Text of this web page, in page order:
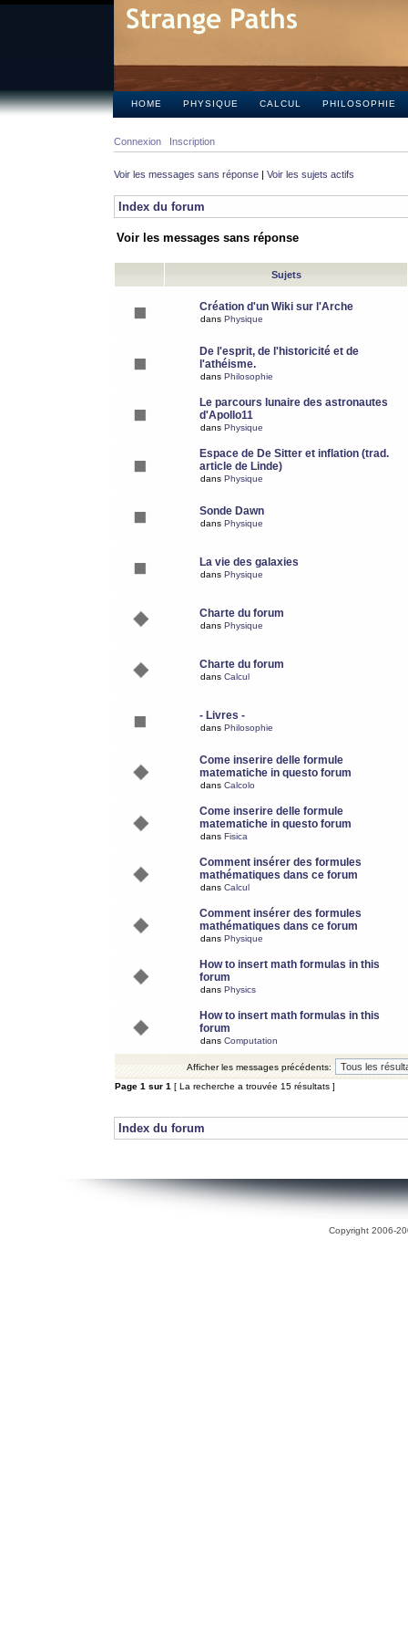
HOME PHYSIQUE CALCUL PHILOSOPHIE
Connexion Inscription
Voir les messages sans réponse | Voir les sujets actifs
Index du forum
Voir les messages sans réponse
Sujets
Création d'un Wiki sur l'Arche
dans Physique
De l'esprit, de l'historicité et de
l'athéisme.
dans Philosophie
Le parcours lunaire des astronautes
d'Apollo11
dans Physique
Espace de De Sitter et inflation (trad.
article de Linde)
dans Physique
Sonde Dawn
dans Physique
La vie des galaxies
dans Physique
Charte du forum
dans Physique
Charte du forum
dans Calcul
- Livres -
dans Philosophie
Come inserire delle formule
matematiche in questo forum
dans Calcolo
Come inserire delle formule
matematiche in questo forum
dans Fisica
Comment insérer des formules
mathématiques dans ce forum
dans Calcul
Comment insérer des formules
mathématiques dans ce forum
dans Physique
How to insert math formulas in this
forum
dans Physics
How to insert math formulas in this
forum
dans Computation
Afficher les messages précédents:
Page 1 sur 1 [ La recherche a trouvée 15 résultats ]
Index du forum
Copyright 2006-